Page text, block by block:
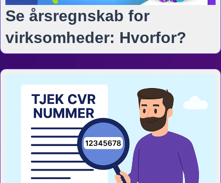
Se årsregnskab for
virksomheder: Hvorfor?